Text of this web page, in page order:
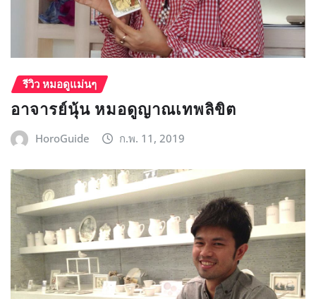
รีวิว หมอดูแม่นๆ
อาจารย์นุ้น หมอดูญาณเทพลิขิต
HoroGuide ก.พ. 11, 2019